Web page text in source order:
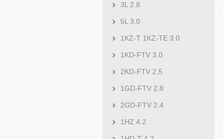
3L 2.8
5L 3.0
1KZ-T 1KZ-TE 3.0
1KD-FTV 3.0
2KD-FTV 2.5
1GD-FTV 2.8
2GD-FTV 2.4
1HZ 4.2